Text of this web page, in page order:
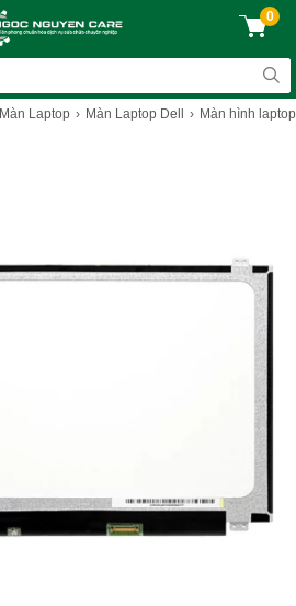
0
Màn Laptop Màn Laptop Dell Màn hình